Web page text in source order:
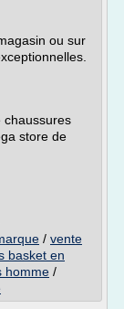
ou sur
chaussures
store de
/ vente
basket en
homme /